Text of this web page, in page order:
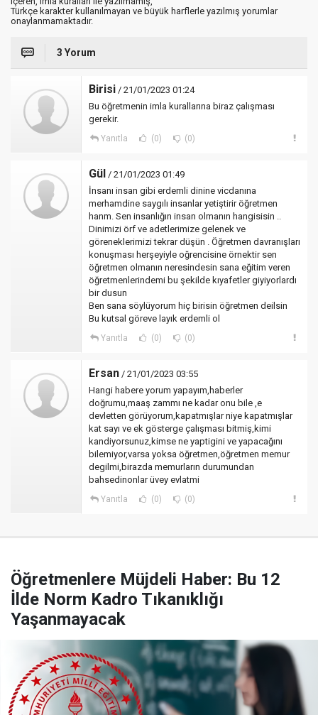
Türkçe karakter kullanılmayan ve büyük harflerle yazılmış yorumlar
onaylanmamaktadır.
3 Yorum
Birisi / 21/01/2023 01:24
Bu öğretmenin imla kurallarına biraz çalışması
gerekir.
Yanıtla (0) (0)
Gül / 21/01/2023 01:49
İnsanı insan gibi erdemli dinine vicdanına
merhamdine saygılı insanlar yetiştirir öğretmen
hanm. Sen insanlığın insan olmanın hangisisin ..
Dinimizi örf ve adetlerimize gelenek ve
göreneklerimizi tekrar düşün . Öğretmen davranışları
konuşması herşeyiyle oğrencisine örnektir sen
öğretmen olmanın neresindesin sana eğitim veren
öğretmenlerindemi bu şekilde kıyafetler giyiyorlardı
bir dusun
Ben sana söylüyorum hiç birisin öğretmen deilsin
Bu kutsal göreve layık erdemli ol
Yanıtla (0) (0)
Ersan / 21/01/2023 03:55
Hangi habere yorum yapayım,haberler
doğrumu,maaş zammı ne kadar onu bile ,e
devletten görüyorum,kapatmışlar niye kapatmışlar
kat sayı ve ek gösterge çalışması bitmiş,kimi
kandiyorsunuz,kimse ne yaptigini ve yapacağını
bilemiyor,varsa yoksa öğretmen,öğretmen memur
degilmi,birazda memurların durumundan
bahsedinonlar üvey evlatmi
Yanıtla (0) (0)
Öğretmenlere Müjdeli Haber: Bu 12
İlde Norm Kadro Tıkanıklığı
Yaşanmayacak